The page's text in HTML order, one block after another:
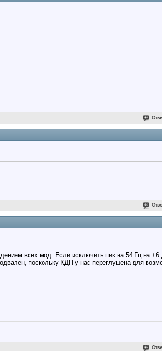
всех мод. Если исключить пик на 54 Гц на +6
поскольку КДП у нас переглушена для